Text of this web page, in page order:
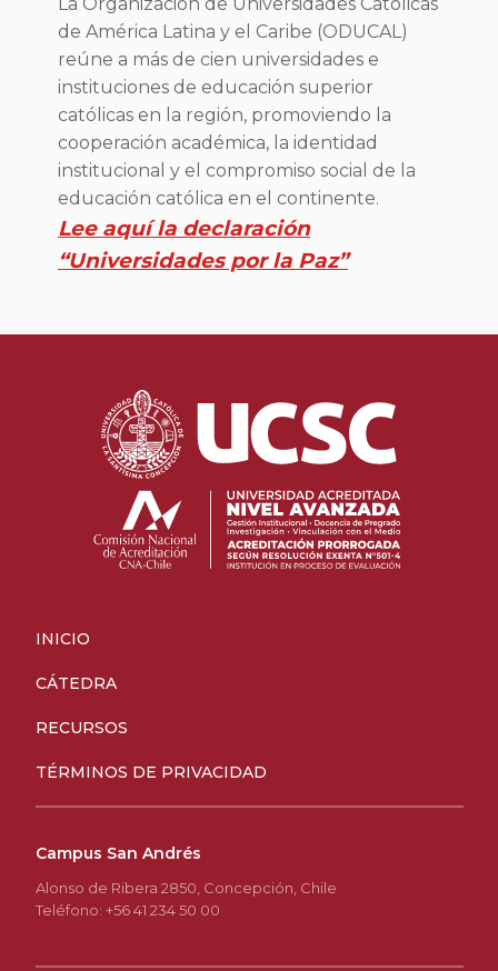
de América Latina y el Caribe (ODUCAL)
reúne a más de cien universidades e
instituciones de educación superior
católicas en la región, promoviendo la
cooperación académica, la identidad
institucional y el compromiso social de la
educación católica en el continente.
Lee aquí la declaración
“Universidades por la Paz”
INICIO
CÁTEDRA
RECURSOS
TÉRMINOS DE PRIVACIDAD
Campus San Andrés
Alonso de Ribera 2850, Concepción, Chile
Teléfono: +56 41 234 50 00